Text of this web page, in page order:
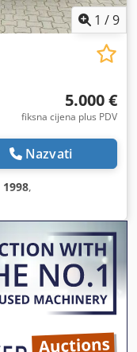
1 /9
5.000 €
fiksna cijena plus PDV
Nazvati
1998,